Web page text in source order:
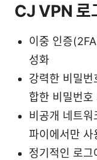
CJ VPN 로
이중 인증
성화
강력한 비밀
합한 비밀번호
비공개 네트워
파이에서만 사
정기적인 로